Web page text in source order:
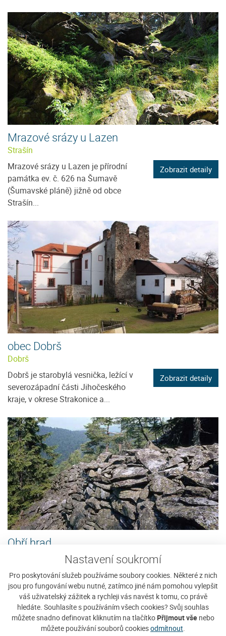
Nastavení soukromí
Pro poskytování služeb používáme soubory cookies. Některé z nich
jsou pro fungování webu nutné, zatímco jiné nám pomohou vylepšit
váš uživatelský zážitek a rychleji vás navést k tomu, co právě
hledáte. Souhlasíte s používáním všech cookies? Svůj souhlas
můžete snadno definovat kliknutím na tlačítko Přijmout vše nebo
můžete používání souborů cookiesodmítnout.
Mrazové srázy u Lazen
Strašín
Mrazové srázy u Lazen je přírodní
památka ev. č. 626 na Šumavě
(Šumavské pláně) jižně od obce
Strašín...
Zobrazit detaily
obec Dobrš
Dobrš
Dobrš je starobylá vesnička, ležící v
severozápadní části Jihočeského
kraje, v okrese Strakonice a...
Zobrazit detaily
Obří hrad
Popelná u Nicova
Nedaleko Kašperských Hor (asi 6 km
jihovýchodně) se nachází ve výšce asi
1.005 m nad mořem pozůstatek...
Zobrazit detaily